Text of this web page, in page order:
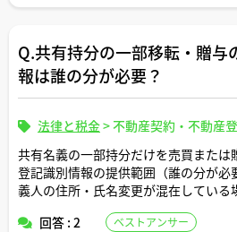
Q.共有持分の一部移転・贈与
報は誰の分が必要？
法律と税金>不動産契約・不動産
共有名義の一部持分だけを売買または
登記識別情報の提供範囲（誰の分が必
義人の住所・氏名変更が混在している
回答 : 2 ベストアンサー